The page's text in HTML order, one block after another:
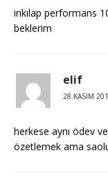
inkılap performans
beklerim
elif
28 KASIM
herkese aynı ödev
özetlemek ama